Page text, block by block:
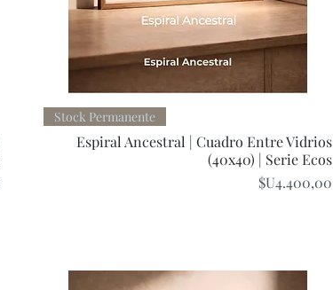
Quick View
Stock Permanente
Espiral Ancestral | Cuadro Entre Vidrios
(40x40) | Serie Ecos
Price
$U4.400,00